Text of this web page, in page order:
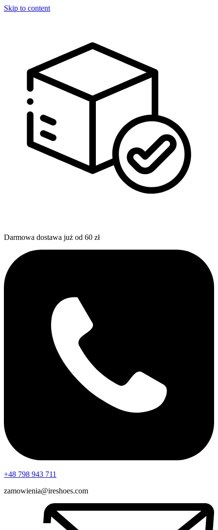
Skip to content
Darmowa dostawa już od 60 zł
+48 798 943 711
zamowienia@ireshoes.com